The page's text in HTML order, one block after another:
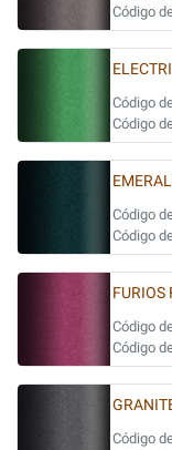
Código
Código
Código
Código
Código
FURIOS
Código
Código
Código